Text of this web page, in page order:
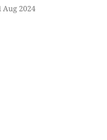
Bellefeuille de
Aug 2024